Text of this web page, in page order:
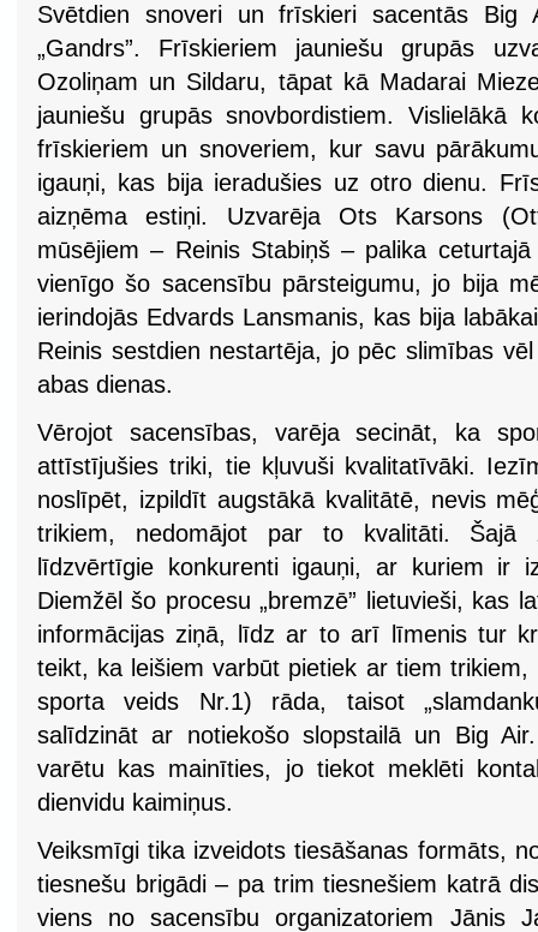
Svētdien snoveri un frīskieri sacentās Big
„Gandrs”. Frīskieriem jauniešu grupās
Ozoliņam un Sildaru, tāpat kā Madarai
jauniešu grupās snovbordistiem. Vislielākā
frīskieriem un snoveriem, kur savu
igauņi, kas bija ieradušies uz otro dienu.
aizņēma estiņi. Uzvarēja Ots Karsons
mūsējiem – Reinis Stabiņš – palika
vienīgo šo sacensību pārsteigumu, jo bija
ierindojās Edvards Lansmanis, kas bija
Reinis sestdien nestartēja, jo pēc slimības
abas dienas.
Vērojot sacensības, varēja secināt, ka
attīstījušies triki, tie kļuvuši kvalitatīvāki.
noslīpēt, izpildīt augstākā kvalitātē, nevis
trikiem, nedomājot par to kvalitāti. Šajā
līdzvērtīgie konkurenti igauņi, ar kuriem ir
Diemžēl šo procesu „bremzē” lietuvieši, kas
informācijas ziņā, līdz ar to arī līmenis tur
teikt, ka leišiem varbūt pietiek ar tiem trikiem,
sporta veids Nr.1) rāda, taisot
salīdzināt ar notiekošo slopstailā un Big
varētu kas mainīties, jo tiekot meklēti
dienvidu kaimiņus.
Veiksmīgi tika izveidots tiesāšanas formāts,
tiesnešu brigādi – pa trim tiesnešiem katrā
viens no sacensību organizatoriem Jānis